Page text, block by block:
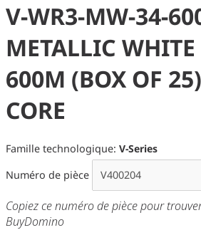
V-WR3-MW-34-
METALLIC
600M (BOX OF
CORE
Famille technologique: V-Series
Numéro de pièce
Copiez ce numéro de pièce pour
BuyDomino